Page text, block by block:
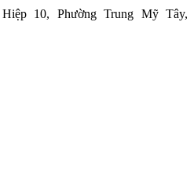
10, Phường Trung Mỹ Tây,